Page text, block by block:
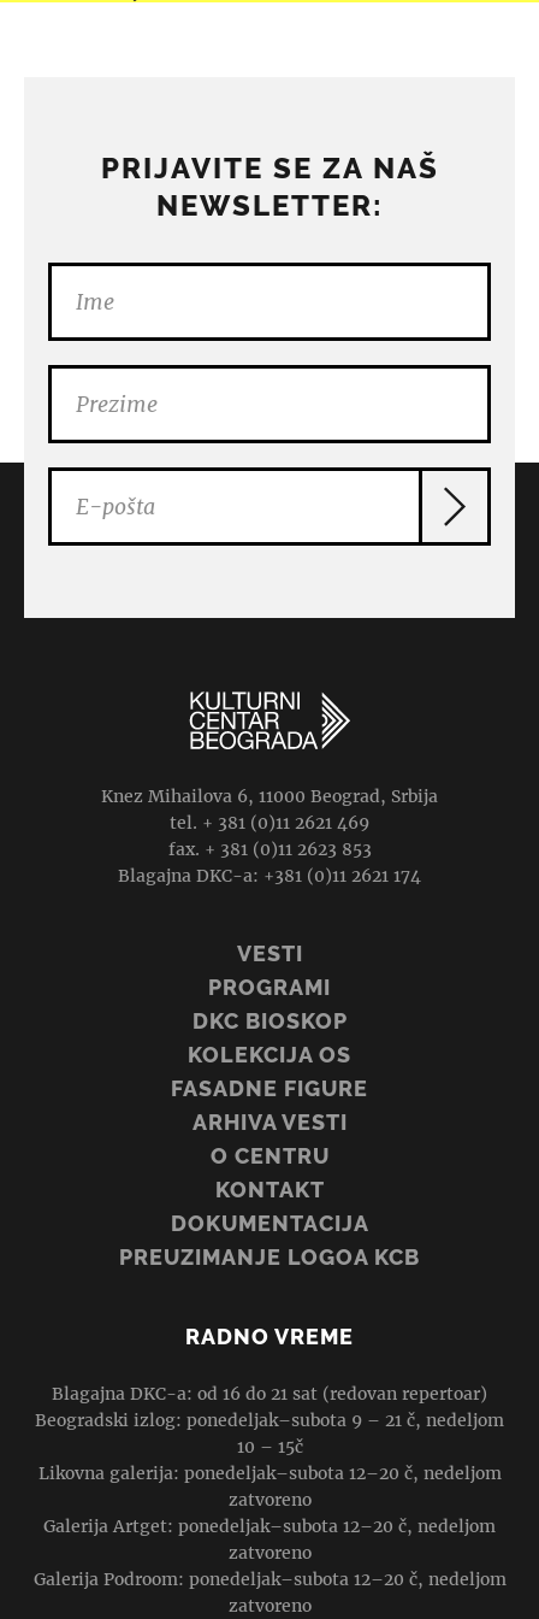
PRIJAVITE SE ZA NAŠ
NEWSLETTER:
Knez Mihailova 6, 11000 Beograd, Srbija
tel. + 381 (0)11 2621 469
fax. + 381 (0)11 2623 853
Blagajna DKC-a: +381 (0)11 2621 174
VESTI
PROGRAMI
DKC BIOSKOP
KOLEKCIJA OS
FASADNE FIGURE
ARHIVA VESTI
O CENTRU
KONTAKT
DOKUMENTACIJA
PREUZIMANJE LOGOA KCB
RADNO VREME
Blagajna DKC-a: od 16 do 21 sat (redovan repertoar)
Beogradski izlog: ponedeljak–subota 9 – 21 č, nedeljom
10 – 15č
Likovna galerija: ponedeljak–subota 12–20 č, nedeljom
zatvoreno
Galerija Artget: ponedeljak–subota 12–20 č, nedeljom
zatvoreno
Galerija Podroom: ponedeljak–subota 12–20 č, nedeljom
zatvoreno